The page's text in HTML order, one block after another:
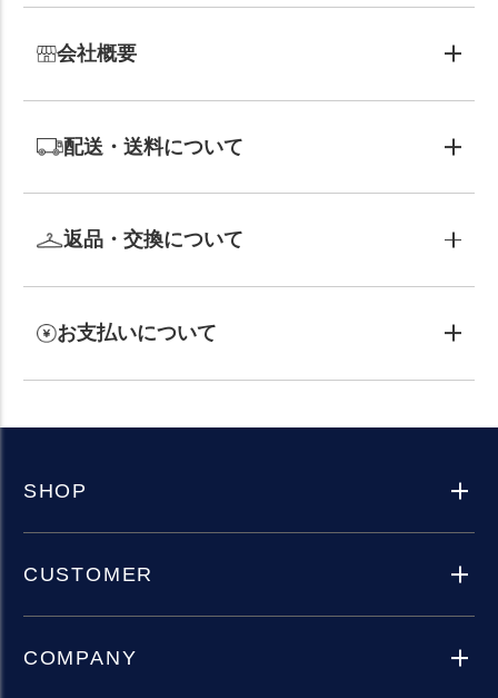
会社概要
配送・送料について
返品・交換について
お支払いについて
SHOP
CUSTOMER
COMPANY